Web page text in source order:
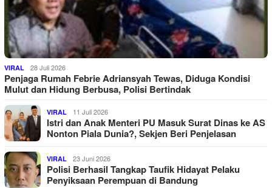
VIRAL 28 Juli 2026
Penjaga Rumah Febrie Adriansyah Tewas, Diduga Kondisi
Mulut dan Hidung Berbusa, Polisi Bertindak
VIRAL 11 Juli 2026
Istri dan Anak Menteri PU Masuk Surat Dinas ke AS
Nonton Piala Dunia?, Sekjen Beri Penjelasan
VIRAL 23 Juni 2026
Polisi Berhasil Tangkap Taufik Hidayat Pelaku
Penyiksaan Perempuan di Bandung